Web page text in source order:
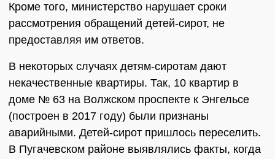
Кроме того, министерство нарушает сроки
рассмотрения обращений детей-сирот, не
предоставляя им ответов.
В некоторых случаях детям-сиротам дают
некачественные квартиры. Так, 10 квартир в
доме № 63 на Волжском проспекте к Энгельсе
(построен в 2017 году) были признаны
аварийными. Детей-сирот пришлось переселить.
В Пугачевском районе выявлялись факты, когда